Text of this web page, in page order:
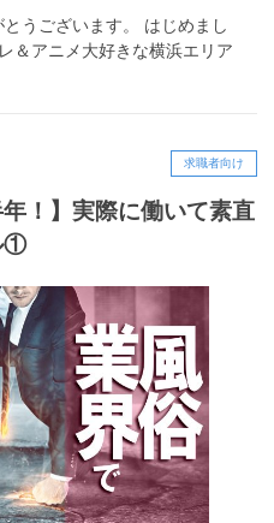
うございます。 はじめまし
＆アニメ大好きな横浜エリア
求職者向け
！】実際に働いて素直
①